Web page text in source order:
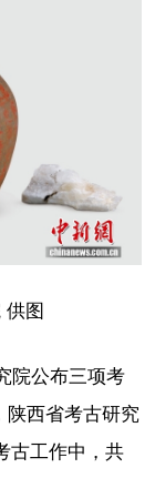
图
院公布三项考
陕西省考古研究
古工作中，共